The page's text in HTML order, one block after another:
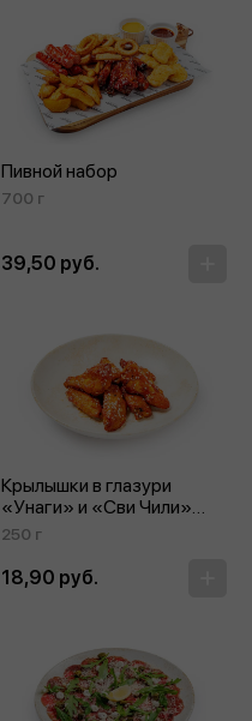
Пивной набор
700 г
39,50 руб.
Крылышки в глазури
«Унаги» и «Сви Чили»
с кунжутом
250 г
18,90 руб.